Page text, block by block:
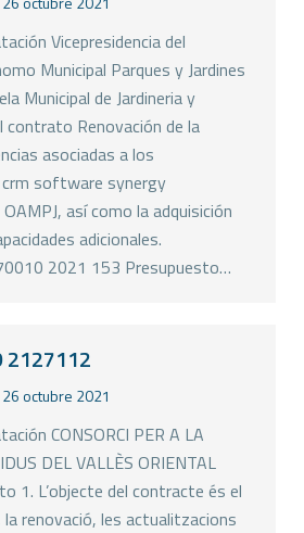
Vicepresidencia del
Municipal Parques y Jardines
Municipal de Jardineria y
contrato Renovación de la
asociadas a los
software synergy
así como la adquisición
adicionales.
2021 153 Presupuesto…
2127112
26 octubre 2021
CONSORCI PER A LA
DEL VALLÈS ORIENTAL
1. L’objecte del contracte és el
renovació, les actualitzacions